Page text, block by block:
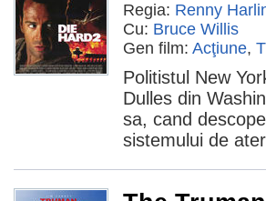
Regia: Renny
Cu: Bruce Willis
Gen film: Acţiune,
Politistul New
Dulles din
sa, cand
sistemului de